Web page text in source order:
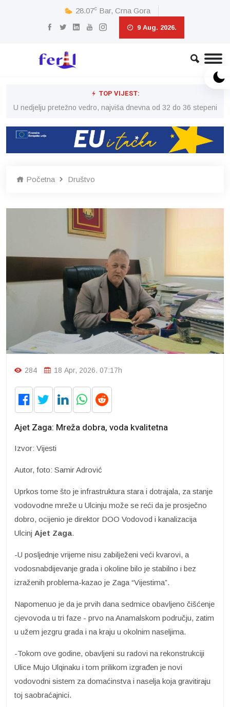
28.07c Bar, Crna Gora
9 Aug. 2026.
TOP VIJEST:
U nedjelju pretežno vedro, najviša dnevna od 32 do 36 stepeni
Početna Društvo
284 18 Apr, 2026. 07:17h
Ajet Zaga: Mreža dobra, voda kvalitetna
Izvor: Vijesti
Autor, foto: Samir Adrović
Uprkos tome što je infrastruktura stara i dotrajala, za stanje
vodovodne mreže u Ulcinju može se reći da je prosječno
dobro, ocijenio je direktor DOO Vodovod i kanalizacija
Ulcinj Ajet Zaga.
-U posljednje vrijeme nisu zabilježeni veći kvarovi, a
vodosnabdijevanje grada i okoline bilo je stabilno i bez
izraženih problema-kazao je Zaga “Vijestima”.
Napomenuo je da je prvih dana sedmice obavljeno čišćenje
cjevovoda u tri faze - prvo na Anamalskom području, zatim
u užem jezgru grada i na kraju u okolnim naseljima.
-Tokom ove godine, obavljeni su radovi na rekonstrukciji
Ulice Mujo Ulqinaku i tom prilikom izgrađen je novi
vodovodni sistem za domaćinstva i naselja koja gravitiraju
toj saobraćajnici.